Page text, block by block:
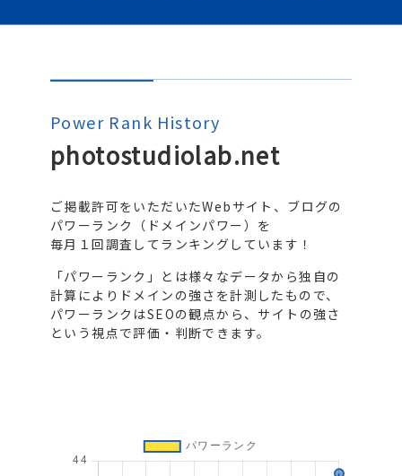
Power Rank History
photostudiolab.net
ご掲載許可をいただいたWebサイト、ブログの
パワーランク（ドメインパワー）を
毎月１回調査してランキングしています！
「パワーランク」とは様々なデータから独自の
計算によりドメインの強さを計測したもので、
パワーランクはSEOの観点から、サイトの強さ
という視点で評価・判断できます。